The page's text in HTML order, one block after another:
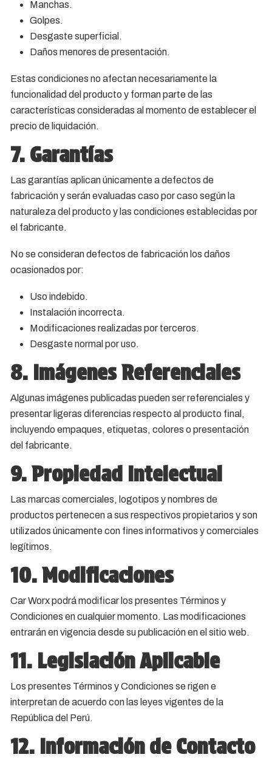
Manchas.
Golpes.
Desgaste superficial.
Daños menores de presentación.
Estas condiciones no afectan necesariamente la
funcionalidad del producto y forman parte de las
características consideradas al momento de establecer el
precio de liquidación.
7. Garantías
Las garantías aplican únicamente a defectos de
fabricación y serán evaluadas caso por caso según la
naturaleza del producto y las condiciones establecidas por
el fabricante.
No se consideran defectos de fabricación los daños
ocasionados por:
Uso indebido.
Instalación incorrecta.
Modificaciones realizadas por terceros.
Desgaste normal por uso.
8. Imágenes Referenciales
Algunas imágenes publicadas pueden ser referenciales y
presentar ligeras diferencias respecto al producto final,
incluyendo empaques, etiquetas, colores o presentación
del fabricante.
9. Propiedad Intelectual
Las marcas comerciales, logotipos y nombres de
productos pertenecen a sus respectivos propietarios y son
utilizados únicamente con fines informativos y comerciales
legítimos.
10. Modificaciones
Car Worx podrá modificar los presentes Términos y
Condiciones en cualquier momento. Las modificaciones
entrarán en vigencia desde su publicación en el sitio web.
11. Legislación Aplicable
Los presentes Términos y Condiciones se rigen e
interpretan de acuerdo con las leyes vigentes de la
República del Perú.
12. Información de Contacto